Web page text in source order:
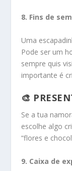
8. Fins de
Uma
Pode ser um
sempre quis
importante é
🎨
Se a tua
escolhe algo
“flores e
9. Caixa de